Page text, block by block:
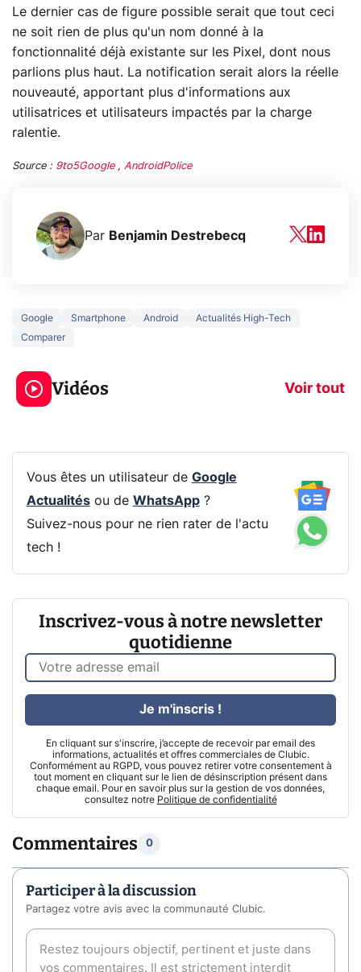
Le dernier cas de figure possible serait que tout ceci
ne soit rien de plus qu'un nom donné à la
fonctionnalité déjà existante sur les Pixel, dont nous
parlions plus haut. La notification serait alors la réelle
nouveauté, apportant plus d'informations aux
utilisatrices et utilisateurs impactés par la charge
ralentie.
Source : 9to5Google, AndroidPolice
Par Benjamin Destrebecq
Google Smartphone Android
Actualités High-Tech
Comparer
Vidéos Voir tout
5 générations de
jeux dans la
prochaine Xbox !
navigation
Vous êtes un utilisateur de Google
Actualitésou de WhatsApp?
Suivez-nous pour ne rien rater de l'actu
tech !
Inscrivez-vous à notre newsletter
quotidienne
En cliquant sur s'inscrire, j’accepte de recevoir par email des
informations, actualités et offres commerciales de Clubic.
Conformément au RGPD, vous pouvez retirer votre consentement à
tout moment en cliquant sur le lien de désinscription présent dans
chaque email. Pour en savoir plus sur la gestion de vos données,
consultez notre Politique de confidentialité
Je m'inscris !
Commentaires 0
Participer à la discussion
Partagez votre avis avec la communauté Clubic.